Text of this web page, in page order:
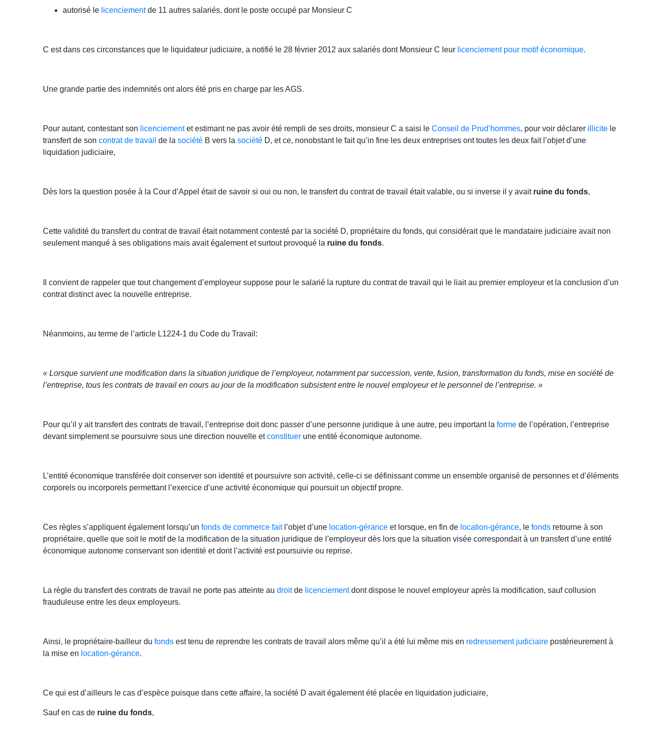
autorisé le licenciementde 11 autres salariés, dont le poste occupé par Monsieur C
C est dans ces circonstances que le liquidateur judiciaire, a notifié le 28 février 2012 aux salariés dont Monsieur C leur licenciement pour motif économique.
Une grande partie des indemnités ont alors été pris en charge par les AGS.
Pour autant, contestant son licenciementet estimant ne pas avoir été rempli de ses droits, monsieur C a saisi leConseil de Prud’hommes, pour voir déclarer illicite le
transfert de soncontrat de travail de lasociété B vers lasociété D, et ce, nonobstant le fait qu’in fine les deux entreprises ont toutes les deux fait l’objet d’une
liquidation judiciaire,
Dès lors la question posée à la Cour d’Appel était de savoir si oui ou non, le transfert du contrat de travail était valable, ou si inverse il y avait ruine du fonds,
Cette validité du transfert du contrat de travail était notamment contesté par la société D, propriétaire du fonds, qui considérait que le mandataire judiciaire avait non
seulement manqué à ses obligations mais avait également et surtout provoqué la ruine du fonds.
Il convient de rappeler que tout changement d’employeur suppose pour le salarié la rupture du contrat de travail qui le liait au premier employeur et la conclusion d’un
contrat distinct avec la nouvelle entreprise.
Néanmoins, au terme de l’article L1224-1 du Code du Travail:
« Lorsque survient une modification dans la situation juridique de l’employeur, notamment par succession, vente, fusion, transformation du fonds, mise en société de
l’entreprise, tous les contrats de travail en cours au jour de la modification subsistent entre le nouvel employeur et le personnel de l’entreprise. »
Pour qu’il y ait transfert des contrats de travail, l’entreprise doit donc passer d’une personne juridique à une autre, peu important laforme de l’opération, l’entreprise
devant simplement se poursuivre sous une direction nouvelle etconstituer une entité économique autonome.
L’entité économique transférée doit conserver son identité et poursuivre son activité, celle-ci se définissant comme un ensemble organisé de personnes et d’éléments
corporels ou incorporels permettant l’exercice d’une activité économique qui poursuit un objectif propre.
Ces règles s’appliquent également lorsqu’unfonds de commerce faitl’objet d’une location-gérance et lorsque, en fin de location-gérance, lefonds retourne à son
propriétaire, quelle que soit le motif de la modification de la situation juridique de l’employeur dès lors que la situation visée correspondait à un transfert d’une entité
économique autonome conservant son identité et dont l’activité est poursuivie ou reprise.
La règle du transfert des contrats de travail ne porte pas atteinte audroitde licenciementdont dispose le nouvel employeur après la modification, sauf collusion
frauduleuse entre les deux employeurs.
Ainsi, le propriétaire-bailleur dufonds est tenu de reprendre les contrats de travail alors même qu’il a été lui même mis en redressement judiciaire postérieurement à
la mise en location-gérance.
Ce qui est d’ailleurs le cas d’espèce puisque dans cette affaire, la société D avait également été placée en liquidation judiciaire,
Sauf en cas de ruine du fonds,